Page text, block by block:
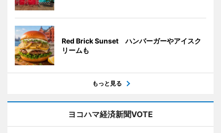
Red Brick Sunset ハンバーガーやアイスク
リームも
もっと見る
ヨコハマ経済新聞VOTE